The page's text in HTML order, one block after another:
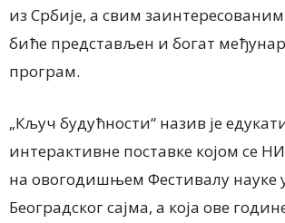
из Србије, а свим
биће представљен и богат
програм.
„Кључ будућности“ назив је
интерактивне поставке којом се
на овогодишњем Фестивалу науке
Београдског сајма, а која ове